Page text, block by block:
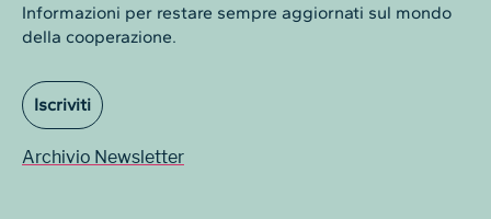
Informazioni per restare sempre aggiornati sul mondo
della cooperazione.
Iscriviti
Archivio Newsletter